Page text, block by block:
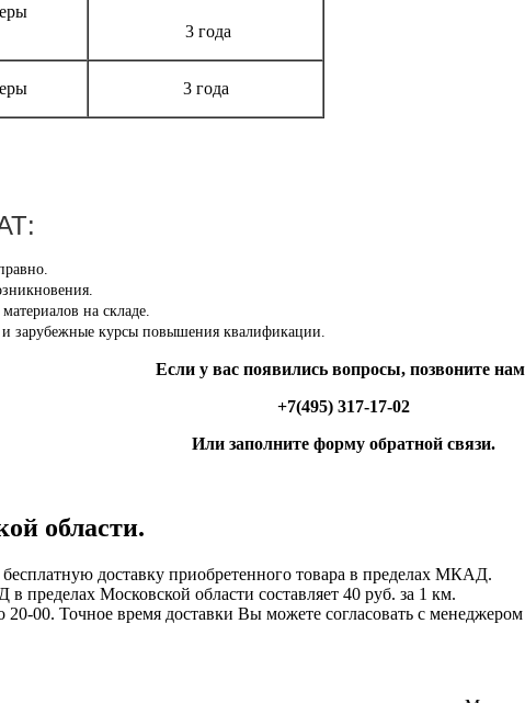
3 года
3 года
на складе.
зарубежные курсы повышения квалификации.
Если у вас появились вопросы, позвоните
+7(495) 317-17-02
Или заполните форму обратной связи.
области.
доставку приобретенного товара в пределах МКАД.
пределах Московской области составляет 40 руб. за 1 км.
20-00. Точное время доставки Вы можете согласовать с